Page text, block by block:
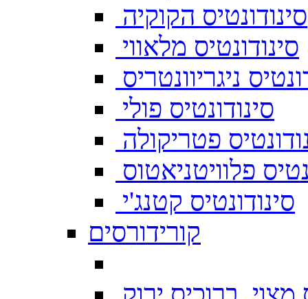
סינודונטיס הקוקיה
סינודונטיס מלאווי
ניגריוונטריס
סינודונטיס פולי
פטריקולה
פלוויטניאטוס
סינודונטיס קטנג'י
קורידורסים